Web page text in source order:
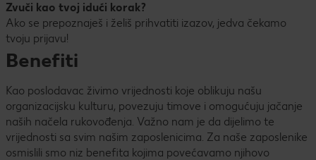
Zvuči kao tvoj idući korak?
Ako se prepoznaješ i želiš prihvatiti izazov, jedva čekamo
tvoju prijavu!
Benefiti
Kao poslodavac živimo vrijednosti koje oblikuju našu
organizacijsku kulturu, povezuju timove i omogućuju jačanje
naših načela rukovođenja. Važno nam je da dijelimo te
vrijednosti sa svim našim zaposlenicima. Za naše zaposlenike
osmislili smo niz benefita kojima povećavamo njihovo